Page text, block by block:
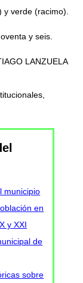
verde (racimo).
y seis.
LANZUELA
municipio
en
y XXI
de
sobre